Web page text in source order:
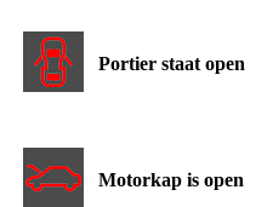
Portier staat open
Motorkap is open